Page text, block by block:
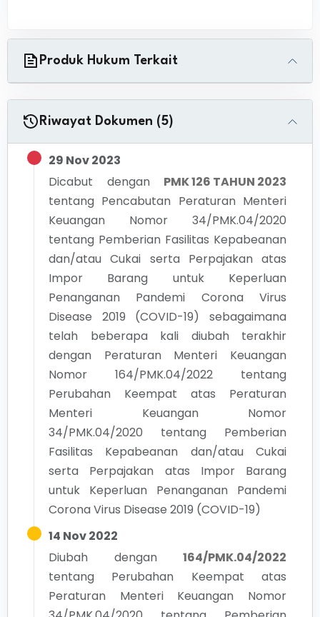
Produk Hukum Terkait
Riwayat Dokumen (5)
29 Nov 2023
Dicabut dengan
PMK 126 TAHUN 2023
tentang Pencabutan Peraturan Menteri
Keuangan Nomor 34/PMK.04/2020
tentang Pemberian Fasilitas Kepabeanan
dan/atau Cukai serta Perpajakan atas
Impor Barang untuk Keperluan
Penanganan Pandemi Corona Virus
Disease 2019 (COVID-19) sebagaimana
telah beberapa kali diubah terakhir
dengan Peraturan Menteri Keuangan
Nomor 164/PMK.04/2022 tentang
Perubahan Keempat atas Peraturan
Menteri Keuangan Nomor
34/PMK.04/2020 tentang Pemberian
Fasilitas Kepabeanan dan/atau Cukai
serta Perpajakan atas Impor Barang
untuk Keperluan Penanganan Pandemi
Corona Virus Disease 2019 (COVID-19)
14 Nov 2022
Diubah dengan
164/PMK.04/2022
tentang Perubahan Keempat atas
Peraturan Menteri Keuangan Nomor